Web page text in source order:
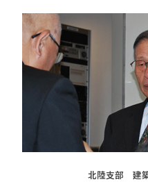
北陸支部 建